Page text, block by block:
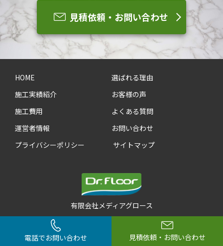
見積依頼・お問い合わせ
HOME
選ばれる理由
施工実績紹介
お客様の声
施工費用
よくある質問
運営者情報
お問い合わせ
プライバシーポリシー
サイトマップ
有限会社メディアグロース
Copyright © 2023 Dr. Floor
電話でお問い合わせ 見積依頼・お問い合わせ